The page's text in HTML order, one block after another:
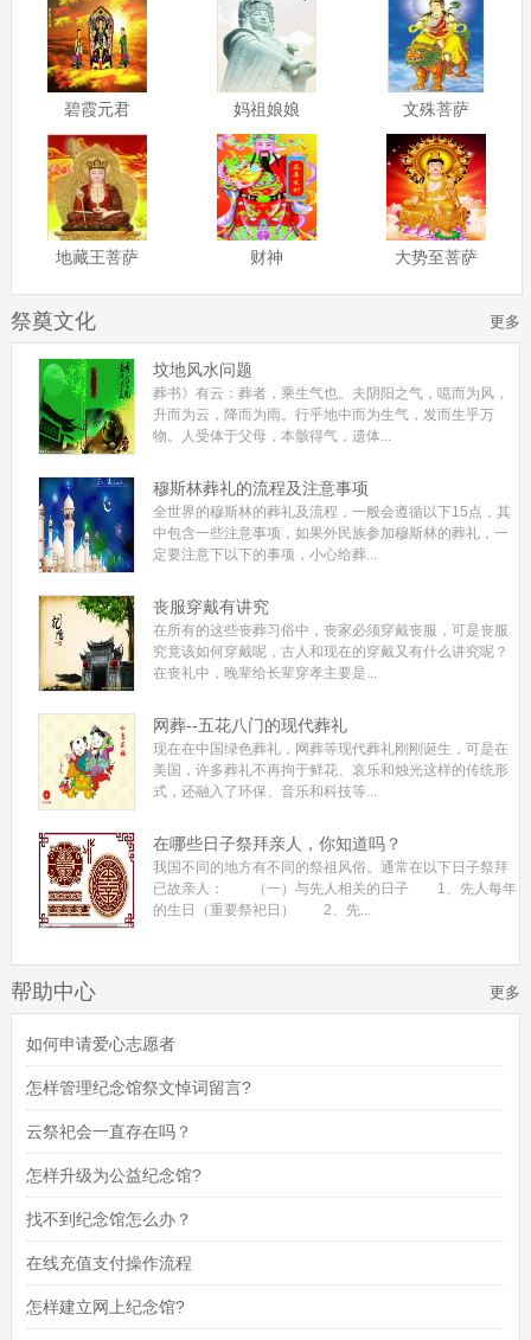
碧霞元君 妈祖娘娘 文殊菩萨
地藏王菩萨 财神 大势至菩萨
祭奠文化 更多
坟地风水问题
葬书》有云：葬者，乘生气也。夫阴阳之气，噫而为风，
升而为云，降而为雨。行乎地中而为生气，发而生乎万
物。人受体于父母，本骸得气，遗体...
穆斯林葬礼的流程及注意事项
全世界的穆斯林的葬礼及流程，一般会遵循以下15点，其
中包含一些注意事项，如果外民族参加穆斯林的葬礼，一
定要注意下以下的事项，小心给葬...
丧服穿戴有讲究
在所有的这些丧葬习俗中，丧家必须穿戴丧服，可是丧服
究竟该如何穿戴呢，古人和现在的穿戴又有什么讲究呢？
在丧礼中，晚辈给长辈穿孝主要是...
网葬--五花八门的现代葬礼
现在在中国绿色葬礼，网葬等现代葬礼刚刚诞生，可是在
美国，许多葬礼不再拘于鲜花、哀乐和烛光这样的传统形
式，还融入了环保、音乐和科技等...
在哪些日子祭拜亲人，你知道吗？
我国不同的地方有不同的祭祖风俗。通常在以下日子祭拜
已故亲人： （一）与先人相关的日子 1、先人每年
的生日（重要祭祀日） 2、先...
帮助中心 更多
如何申请爱心志愿者
怎样管理纪念馆祭文悼词留言?
云祭祀会一直存在吗？
怎样升级为公益纪念馆?
找不到纪念馆怎么办？
在线充值支付操作流程
怎样建立网上纪念馆?